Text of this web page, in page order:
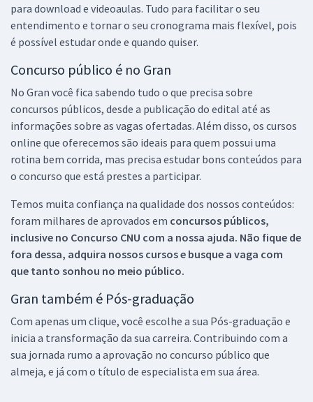
para download e videoaulas. Tudo para facilitar o seu
entendimento e tornar o seu cronograma mais flexível, pois
é possível estudar onde e quando quiser.
Concurso público é no Gran
No Gran você fica sabendo tudo o que precisa sobre
concursos públicos, desde a publicação do edital até as
informações sobre as vagas ofertadas. Além disso, os cursos
online que oferecemos são ideais para quem possui uma
rotina bem corrida, mas precisa estudar bons conteúdos para
o concurso que está prestes a participar.
Temos muita confiança na qualidade dos nossos conteúdos:
foram milhares de aprovados em concursos públicos,
inclusive no Concurso CNU com a nossa ajuda. Não fique de
fora dessa, adquira nossos cursos e busque a vaga com
que tanto sonhou no meio público.
Gran também é Pós-graduação
Com apenas um clique, você escolhe a sua Pós-graduação e
inicia a transformação da sua carreira. Contribuindo com a
sua jornada rumo a aprovação no concurso público que
almeja, e já com o título de especialista em sua área.